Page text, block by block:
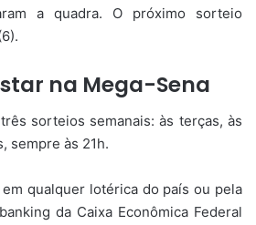
a quadra. O próximo sorteio
na Mega-Sena
sorteios semanais: às terças, às
sempre às 21h.
qualquer lotérica do país ou pela
da Caixa Econômica Federal